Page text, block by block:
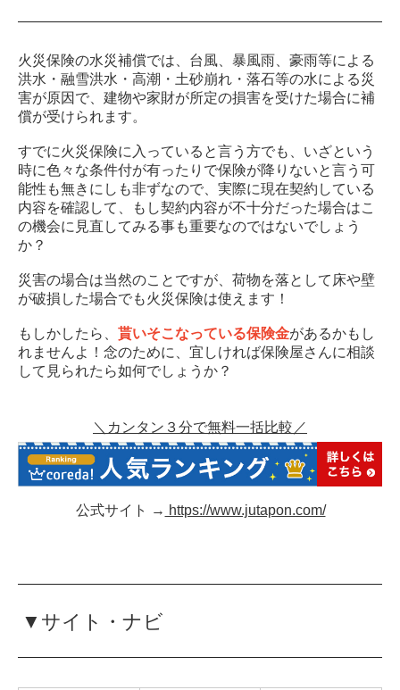
火災保険の水災補償では、台風、暴風雨、豪雨等による
洪水・融雪洪水・高潮・土砂崩れ・落石等の水による災
害が原因で、建物や家財が所定の損害を受けた場合に補
償が受けられます。
すでに火災保険に入っていると言う方でも、いざという
時に色々な条件付が有ったりで保険が降りないと言う可
能性も無きにしも非ずなので、実際に現在契約している
内容を確認して、もし契約内容が不十分だった場合はこ
の機会に見直してみる事も重要なのではないでしょう
か？
災害の場合は当然のことですが、荷物を落として床や壁
が破損した場合でも火災保険は使えます！
もしかしたら、 貰いそこなっている保険金があるかもし
れませんよ！念のために、宜しければ保険屋さんに相談
して見られたら如何でしょうか？
＼カンタン３分で無料一括比較／
公式サイト → https://www.jutapon.com/
▼サイト・ナビ